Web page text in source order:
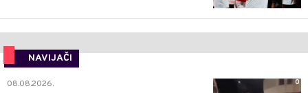
NAVIJAČI
0
08.08.2026.